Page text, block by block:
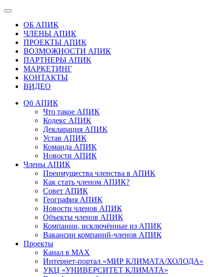
ОБ АПИК
ЧЛЕНЫ АПИК
ПРОЕКТЫ АПИК
ВОЗМОЖНОСТИ АПИК
ПАРТНЕРЫ АПИК
МАРКЕТИНГ
КОНТАКТЫ
ВИДЕО
Об АПИК
Что такое АПИК
Кодекс АПИК
Декларация АПИК
Устав АПИК
Команда АПИК
Новости АПИК
Члены АПИК
Преимущества членства в АПИК
Как стать членом АПИК?
Совет АПИК
География АПИК
Новости членов АПИК
Объекты членов АПИК
Компании, исключённые из АПИК
Вакансии компаний-членов АПИК
Проекты
Канал в MAX
Интернет-портал «МИР КЛИМАТА/ХОЛОДА»
УКЦ «УНИВЕРСИТЕТ КЛИМАТА»